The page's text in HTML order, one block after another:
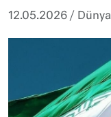
12.05.2026 / Dünya